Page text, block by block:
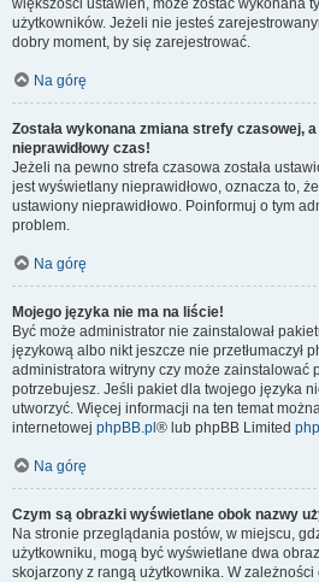
większości ustawień, może zostać wykonana
użytkowników. Jeżeli nie jesteś
dobry moment, by się zarejestrować.
Na górę
Została wykonana zmiana strefy czasowej,
nieprawidłowy czas!
Jeżeli na pewno strefa czasowa została
jest wyświetlany nieprawidłowo, oznacza to,
ustawiony nieprawidłowo. Poinformuj o tym
problem.
Na górę
Mojego języka nie ma na liście!
Być może administrator nie zainstalował
językową albo nikt jeszcze nie przetłumaczył
administratora witryny czy może zainstalować
potrzebujesz. Jeśli pakiet dla twojego języka
utworzyć. Więcej informacji na ten temat
internetowej phpBB.pl ® lub phpBB Limited
Na górę
Czym są obrazki wyświetlane obok nazwy
Na stronie przeglądania postów, w miejscu,
użytkowniku, mogą być wyświetlane dwa
skojarzony z rangą użytkownika. W